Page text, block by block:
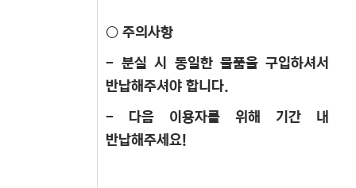
○ 주의사항
- 분실 시 동일한 물품을 구입하셔서
반납해주셔야 합니다.
- 다음 이용자를 위해 기간 내
반납해주세요!